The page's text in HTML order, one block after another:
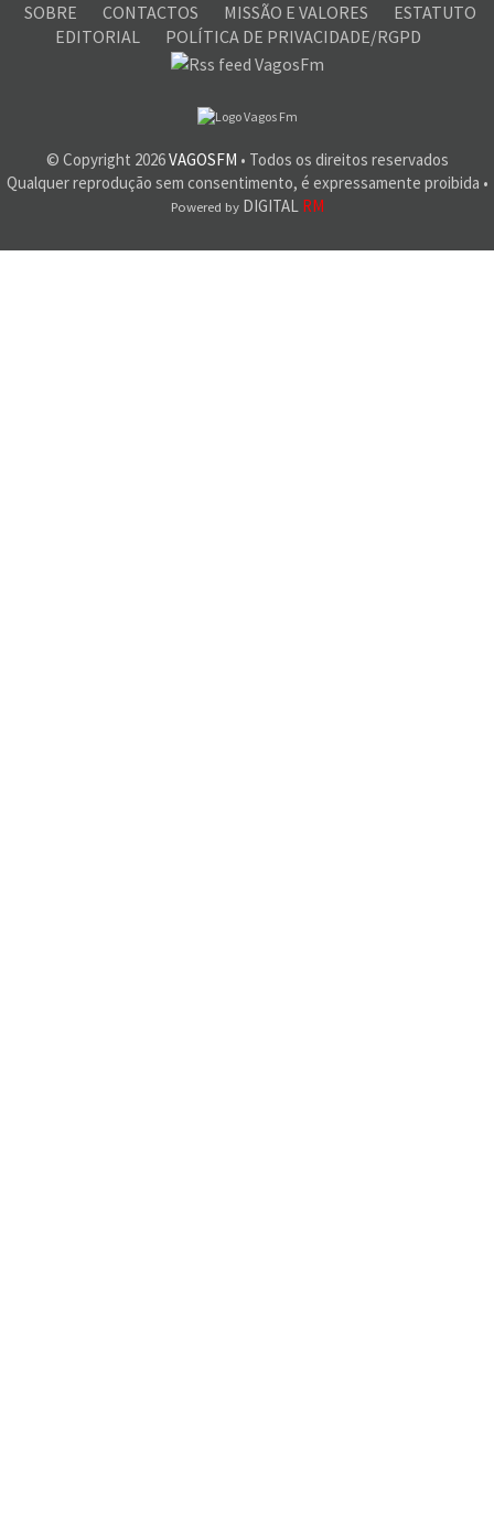
SOBRE CONTACTOS MISSÃO E VALORES
ESTATUTO
EDITORIAL
POLÍTICA DE PRIVACIDADE/RGPD
© Copyright 2026VAGOSFM • Todos os direitos reservados
Qualquer reprodução sem consentimento, é expressamente proibida •
Powered byDIGITAL RM